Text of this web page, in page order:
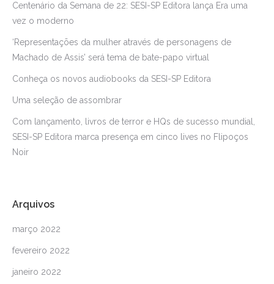
Centenário da Semana de 22: SESI-SP Editora lança Era uma
vez o moderno
‘Representações da mulher através de personagens de
Machado de Assis’ será tema de bate-papo virtual
Conheça os novos audiobooks da SESI-SP Editora
Uma seleção de assombrar
Com lançamento, livros de terror e HQs de sucesso mundial,
SESI-SP Editora marca presença em cinco lives no Flipoços
Noir
Arquivos
março 2022
fevereiro 2022
janeiro 2022